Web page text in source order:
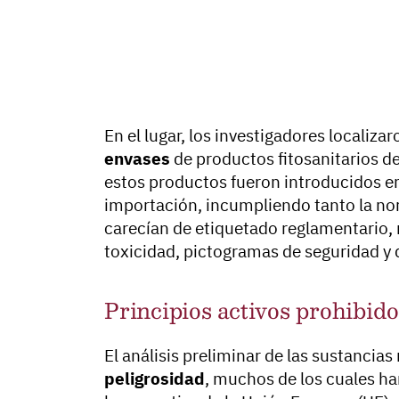
En el lugar, los investigadores
envases de productos fitosanitarios
estos productos fueron introducidos
importación, incumpliendo tanto la
carecían de etiquetado
toxicidad, pictogramas de seguridad y
Principios activos
El análisis preliminar de las
peligrosidad, muchos de los cuales